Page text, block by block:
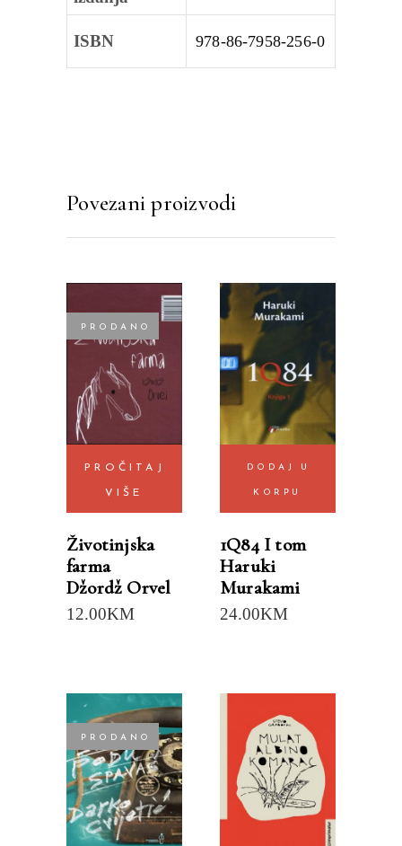
ISBN 978‑86‑7958‑256‑0
Povezani proizvodi
PRODANO
PROČITAJ
VIŠE
Životinjska
farma
Džordž Orvel
12.00KM
DODAJ U
KORPU
1Q84 I tom
Haruki
Murakami
24.00KM
PRODANO